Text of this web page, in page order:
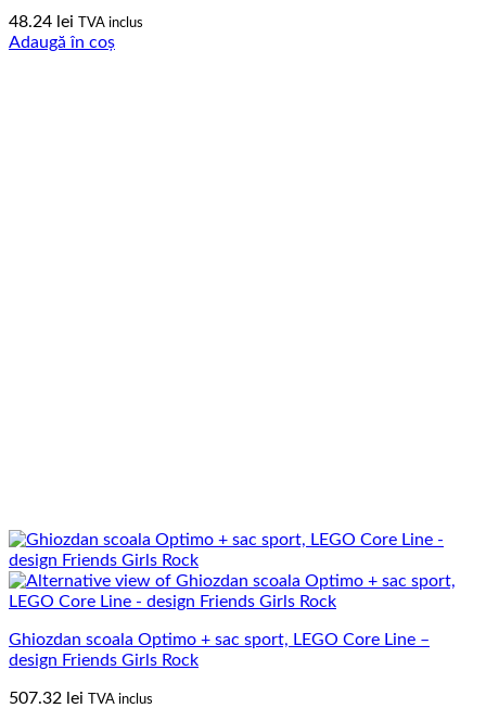
48.24 lei TVA inclus
Adaugă în coș
Ghiozdan scoala Optimo + sac sport, LEGO Core Line –
design Friends Girls Rock
507.32 lei TVA inclus